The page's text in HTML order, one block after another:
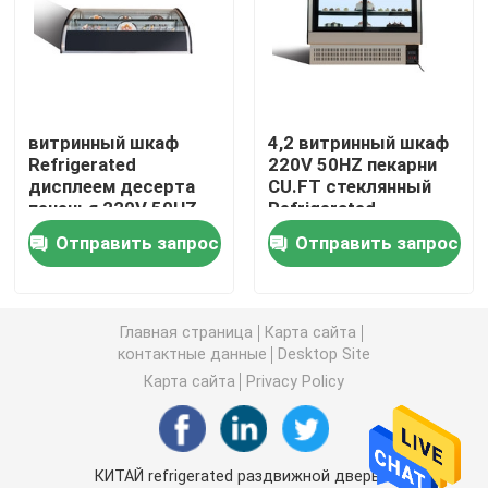
замораживатель дисплея мороженого
под встречным замораживателем холодильника
Refrigerated таблица подготовки
Холодильник занавеса воздуха
охладитель дисплея мяса
Коммерчески создатель льда
витринный шкаф
Refrigerated
дисплеем десерта
печенья 220V 50HZ
более крутым 4,2
CU.FTОтправить запрос
4,2 витринный шкаф
220V 50HZ пекарни
CU.FT стеклянный
Refrigerated
Отправить запрос
Главная страница
Карта сайта
контактные данные
Desktop Site
Карта сайта
Privacy Policy
КИТАЙ refrigerated раздвижной дверью